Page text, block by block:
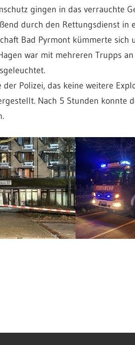
gingen in das verrauchte
durch den Rettungsdienst
Bad Pyrmont kümmerte
war mit mehreren Trupps
der Polizei, das keine weitere
Nach 5 Stunden konnte